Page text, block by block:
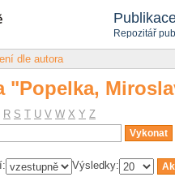
Repozitář
"Popelka,
dle autora
"Popelka,
R S T U V W X Y Z
Výsledky: